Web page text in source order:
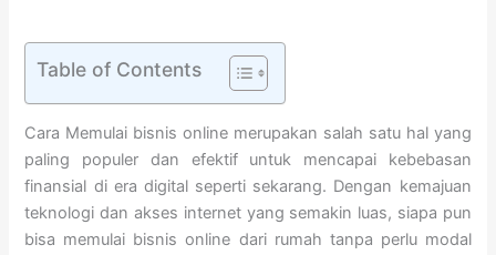
Table of Contents
Cara Memulai bisnis online merupakan salah satu hal yang
paling populer dan efektif untuk mencapai kebebasan
finansial di era digital seperti sekarang. Dengan kemajuan
teknologi dan akses internet yang semakin luas, siapa pun
bisa memulai bisnis online dari rumah tanpa perlu modal